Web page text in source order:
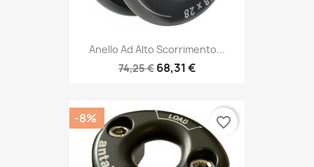
Anello Ad Alto Scorrimento...
74,25 € 68,31 €
-8% favorite_border